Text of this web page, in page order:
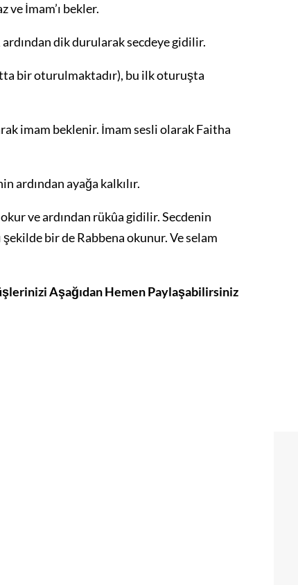
İmam’ı bekler.
dik durularak secdeye gidilir.
bir oturulmaktadır), bu ilk oturuşta
imam beklenir. İmam sesli olarak Faitha
ardından ayağa kalkılır.
ve ardından rükûa gidilir. Secdenin
bir de Rabbena okunur. Ve selam
Aşağıdan Hemen Paylaşabilirsiniz